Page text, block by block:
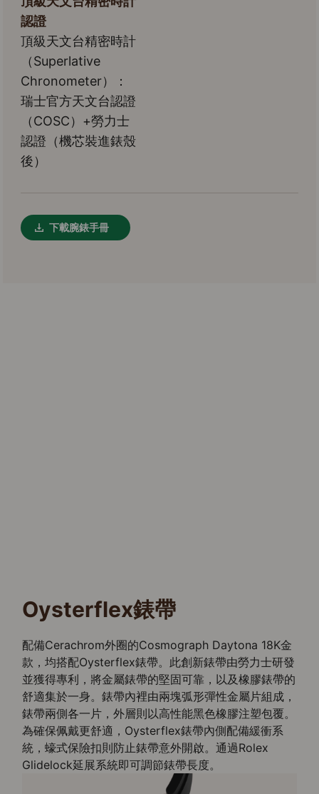
認證
頂級天文台精密時計
（Superlative
Chronometer）：
瑞士官方天文台認證
（COSC）+勞力士
認證（機芯裝進錶殼
後）
下載腕錶手冊
Oysterflex錶帶
配備Cerachrom外圈的Cosmograph Daytona 18K金
款，均搭配Oysterflex錶帶。此創新錶帶由勞力士研發
並獲得專利，將金屬錶帶的堅固可靠，以及橡膠錶帶的
舒適集於一身。錶帶內裡由兩塊弧形彈性金屬片組成，
錶帶兩側各一片，外層則以高性能黑色橡膠注塑包覆。
為確保佩戴更舒適，Oysterflex錶帶內側配備緩衝系
統，蠔式保險扣則防止錶帶意外開啟。通過Rolex
Glidelock延展系統即可調節錶帶長度。